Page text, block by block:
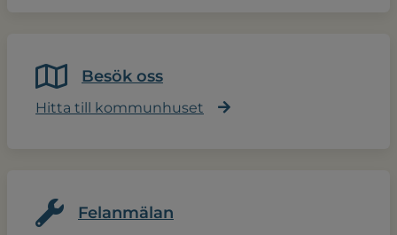
Besök oss
Hitta till kommunhuset
Felanmälan